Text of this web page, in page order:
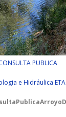
PUBLICA
e Hidráulica